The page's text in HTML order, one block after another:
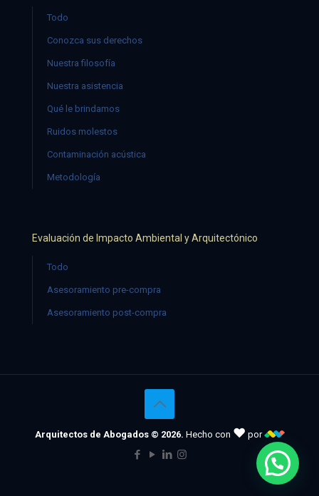
Todo
Conozca sus derechos
Nuestra filosofía
Nuestra asistencia
Qué le brindamos
Ruidos molestos
Contaminación acústica
Metodología
Evaluación de Impacto Ambiental y Arquitectónico
Todo
Asesoramiento pre-compra
Asesoramiento post-compra
Arquitectos de Abogados © 2026. Hecho con ♥ por